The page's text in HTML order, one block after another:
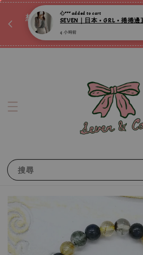
想訂製屬於自己的『水晶手鍊』
📣Instagram 這邊按
搜尋